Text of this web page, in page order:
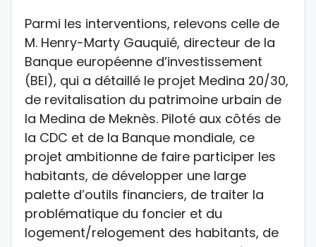
Parmi les interventions, relevons celle de
M. Henry-Marty Gauquié, directeur de la
Banque européenne d’investissement
(BEI), qui a détaillé le projet Medina 20/30,
de revitalisation du patrimoine urbain de
la Medina de Meknès. Piloté aux côtés de
la CDC et de la Banque mondiale, ce
projet ambitionne de faire participer les
habitants, de développer une large
palette d’outils financiers, de traiter la
problématique du foncier et du
logement/relogement des habitants, de